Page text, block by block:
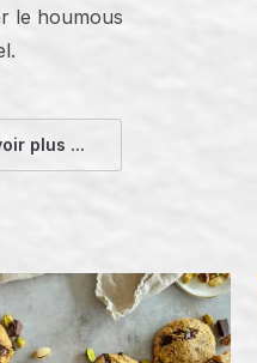
le houmous
plus ...